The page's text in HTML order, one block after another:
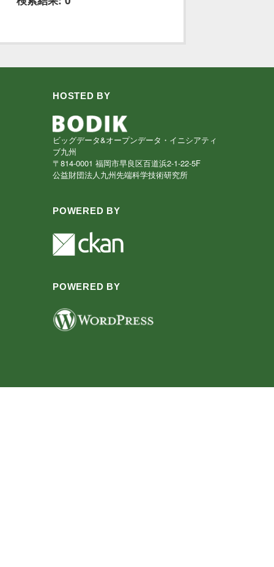
HOSTED BY
ビッグデータ&オープンデータ・イニシアティ
ブ九州
〒814-0001 福岡市早良区百道浜2-1-22-5F
公益財団法人九州先端科学技術研究所
POWERED BY
POWERED BY